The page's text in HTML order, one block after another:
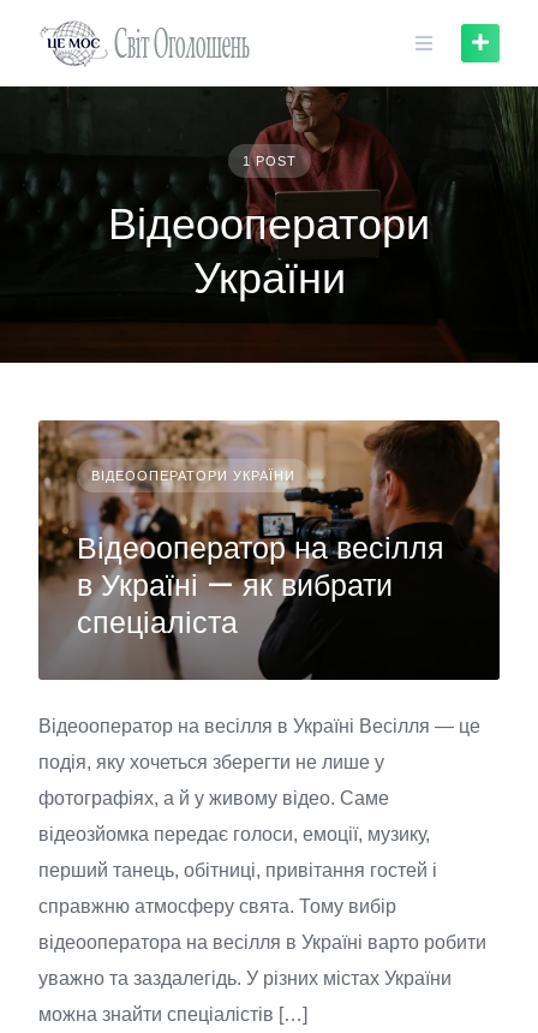
1 POST
Відеооператори
України
ВІДЕООПЕРАТОРИ УКРАЇНИ
Відеооператор на весілля
в Україні — як вибрати
спеціаліста
Відеооператор на весілля в Україні Весілля — це
подія, яку хочеться зберегти не лише у
фотографіях, а й у живому відео. Саме
відеозйомка передає голоси, емоції, музику,
перший танець, обітниці, привітання гостей і
справжню атмосферу свята. Тому вибір
відеооператора на весілля в Україні варто робити
уважно та заздалегідь. У різних містах України
можна знайти спеціалістів […]